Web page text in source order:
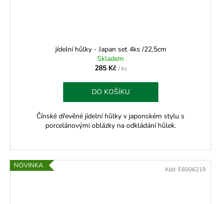
jídelní hůlky - Japan set 4ks /22,5cm
Skladem
285 Kč / ks
DO KOŠÍKU
Čínské dřevěné jídelní hůlky v japonském stylu s
porcelánovými oblázky na odkládání hůlek.
NOVINKA Kód: E6006219